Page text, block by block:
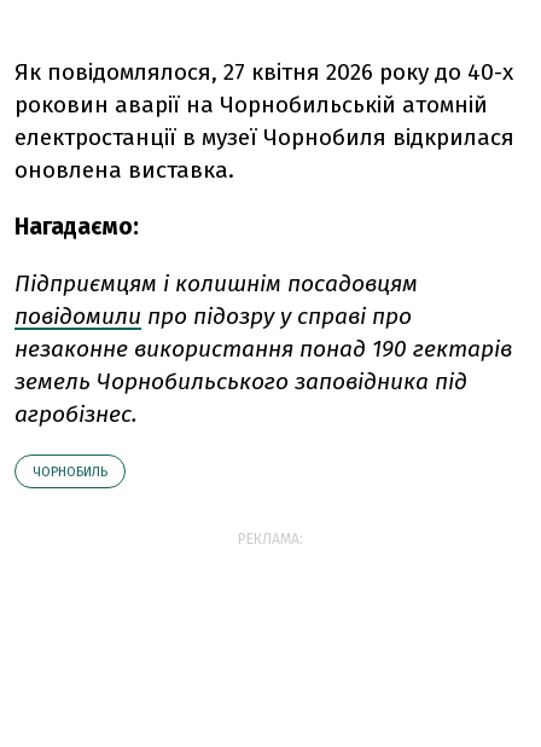
Як повідомлялося, 27 квітня 2026 року до 40-х
роковин аварії на Чорнобильській атомній
електростанції в музеї Чорнобиля відкрилася
оновлена виставка.
Нагадаємо:
Підприємцям і колишнім посадовцям
повідомили про підозру у справі про
незаконне використання понад 190 гектарів
земель Чорнобильського заповідника під
агробізнес.
ЧОРНОБИЛЬ
РЕКЛАМА: